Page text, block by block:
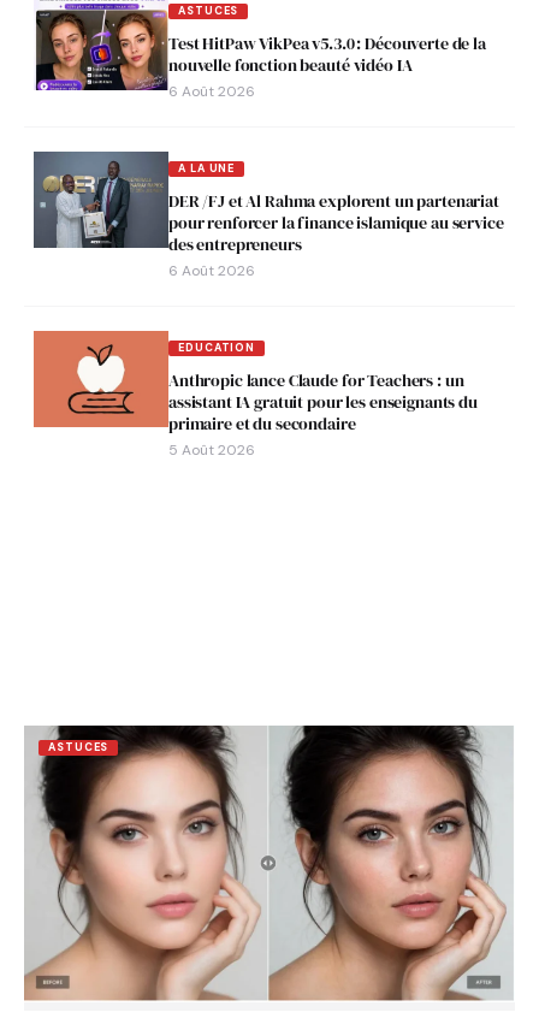
ASTUCES
Test HitPaw VikPea v5.3.0 : Découverte de la
nouvelle fonction beauté vidéo IA
6 Août 2026
A LA UNE
DER /FJ et Al Rahma explorent un partenariat
pour renforcer la finance islamique au service
des entrepreneurs
6 Août 2026
EDUCATION
Anthropic lance Claude for Teachers : un
assistant IA gratuit pour les enseignants du
primaire et du secondaire
5 Août 2026
ASTUCES